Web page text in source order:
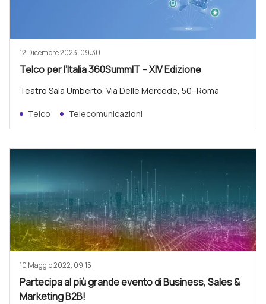
12 Dicembre 2023, 09:30
Telco per l’Italia 360SummIT – XIV Edizione
Teatro Sala Umberto, Via Delle Mercede, 50–Roma
Telco Telecomunicazioni
10 Maggio 2022, 09:15
Partecipa al più grande evento di Business, Sales &
Marketing B2B!